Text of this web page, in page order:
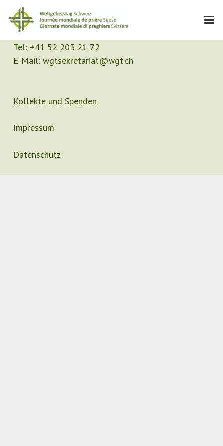
Kontakt
Sekretariat
Tel: +41 52 203 21 72
E-Mail: wgtsekretariat@wgt.ch
Kollekte und Spenden
Impressum
Datenschutz